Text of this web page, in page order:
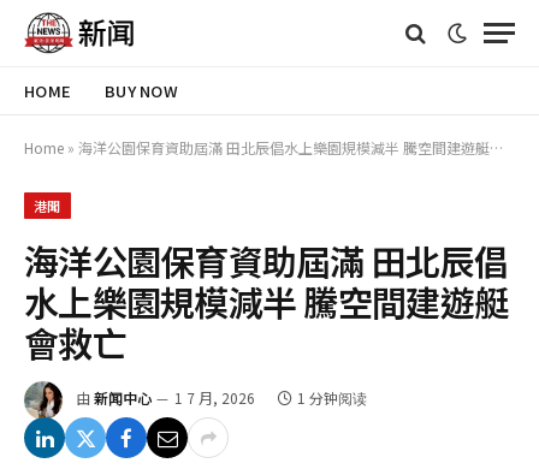
HOME BUY NOW
Home » 海洋公園保育資助屆滿 田北辰倡水上樂園規模減半 騰空間建遊艇會救亡
港聞
海洋公園保育資助屆滿 田北辰倡
水上樂園規模減半 騰空間建遊艇
會救亡
由 新闻中心 1 7 月, 2026 1 分钟阅读